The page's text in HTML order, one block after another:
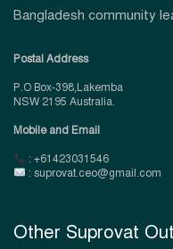
Bangladesh community
Postal Address
P.O Box-398,Lakemba
NSW 2195 Australia.
Mobile and Email
: +61423031546
: suprovat.ceo@gmail.com
Other Suprovat